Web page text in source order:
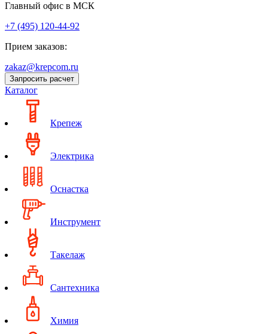
Главный офис в МСК
+7 (495) 120-44-92
Прием заказов:
zakaz@krepcom.ru
Запросить расчет
Каталог
Крепеж
Электрика
Оснастка
Инструмент
Такелаж
Сантехника
Химия